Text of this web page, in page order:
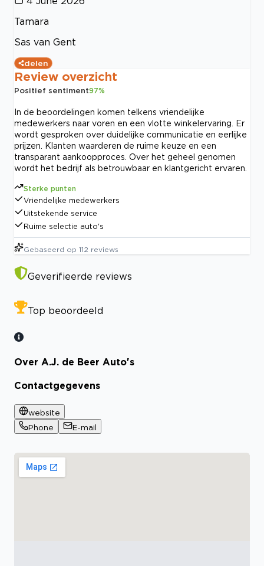
Tamara
Sas van Gent
delen
Review overzicht
Positief sentiment97%
In de beoordelingen komen telkens vriendelijke
medewerkers naar voren en een vlotte winkelervaring. Er
wordt gesproken over duidelijke communicatie en eerlijke
prijzen. Klanten waarderen de ruime keuze en een
transparant aankoopproces. Over het geheel genomen
wordt het bedrijf als betrouwbaar en klantgericht ervaren.
Sterke punten
Vriendelijke medewerkers
Uitstekende service
Ruime selectie auto's
Gebaseerd op 112 reviews
Geverifieerde reviews
Top beoordeeld
Over A.J. de Beer Auto's
Contactgegevens
website
Phone
E-mail